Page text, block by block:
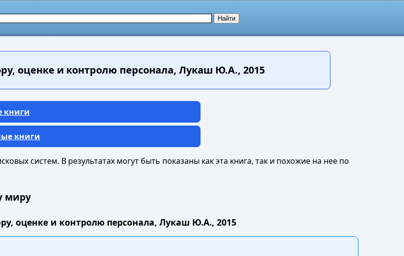
оценке и контролю персонала, Лукаш Ю.А., 2015
книги
книги
систем. В результатах могут быть показаны как эта книга, так и похожие на нее по
миру
оценке и контролю персонала, Лукаш Ю.А., 2015